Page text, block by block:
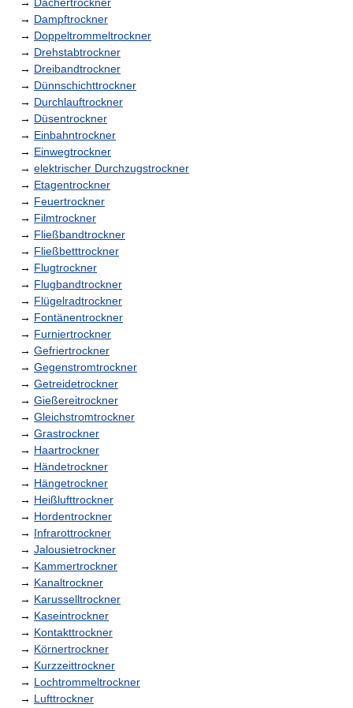
→ Dampftrockner
→ Doppeltrommeltrockner
→ Drehstabtrockner
→ Dreibandtrockner
→ Dünnschichttrockner
→ Durchlauftrockner
→ Düsentrockner
→ Einbahntrockner
→ Einwegtrockner
→ elektrischer Durchzugstrockner
→ Etagentrockner
→ Feuertrockner
→ Filmtrockner
→ Fließbandtrockner
→ Fließbetttrockner
→ Flugtrockner
→ Flugbandtrockner
→ Flügelradtrockner
→ Fontänentrockner
→ Furniertrockner
→ Gefriertrockner
→ Gegenstromtrockner
→ Getreidetrockner
→ Gießereitrockner
→ Gleichstromtrockner
→ Grastrockner
→ Haartrockner
→ Händetrockner
→ Hängetrockner
→ Heißlufttrockner
→ Hordentrockner
→ Infrarottrockner
→ Jalousietrockner
→ Kammertrockner
→ Kanaltrockner
→ Karusselltrockner
→ Kaseintrockner
→ Kontakttrockner
→ Körnertrockner
→ Kurzzeittrockner
→ Lochtrommeltrockner
→ Lufttrockner